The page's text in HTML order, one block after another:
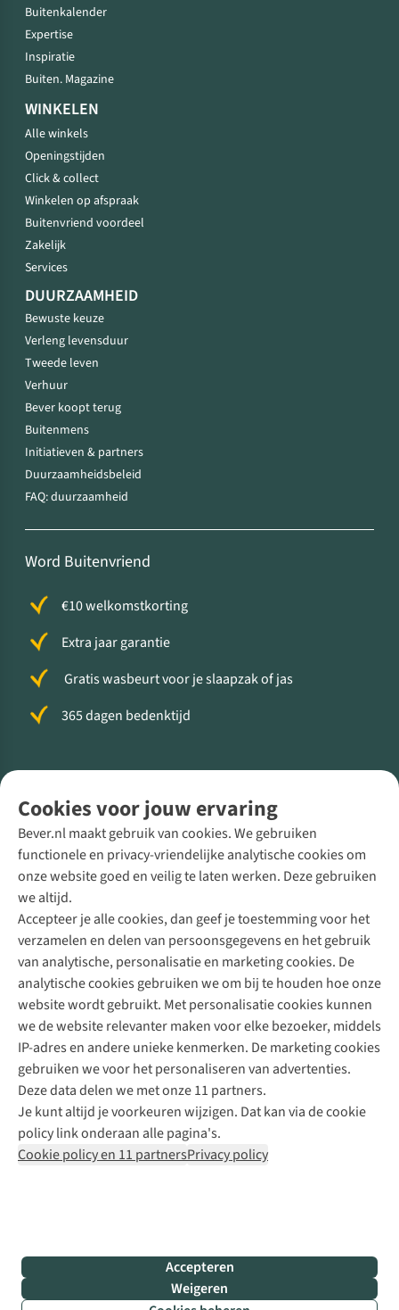
Cookies voor jouw ervaring
Bever.nl maakt gebruik van cookies. We gebruiken
functionele en privacy-vriendelijke analytische cookies om
onze website goed en veilig te laten werken. Deze gebruiken
we altijd.
Accepteer je alle cookies, dan geef je toestemming voor het
verzamelen en delen van persoonsgegevens en het gebruik
van analytische, personalisatie en marketing cookies. De
analytische cookies gebruiken we om bij te houden hoe onze
website wordt gebruikt. Met personalisatie cookies kunnen
we de website relevanter maken voor elke bezoeker, middels
IP-adres en andere unieke kenmerken. De marketing cookies
gebruiken we voor het personaliseren van advertenties.
Deze data delen we met onze 11 partners.
Je kunt altijd je voorkeuren wijzigen. Dat kan via de cookie
policy link onderaan alle pagina's.
Cookie policy en 11 partnersPrivacy policy
Accepteren
Weigeren
Buitenkalender
Expertise
Inspiratie
Buiten. Magazine
WINKELEN
Alle winkels
Openingstijden
Click & collect
Winkelen op afspraak
Buitenvriend voordeel
Zakelijk
Services
DUURZAAMHEID
Bewuste keuze
Verleng levensduur
Tweede leven
Verhuur
Bever koopt terug
Buitenmens
Initiatieven & partners
Duurzaamheidsbeleid
FAQ: duurzaamheid
Word Buitenvriend
€10 welkomstkorting
Extra jaar garantie
Gratis wasbeurt voor je slaapzak of jas
365 dagen bedenktijd
Direct advies van een Buitenexpert
+31 (0)85 888 50 88
+31 6 12 28 49 80
Contactformulier
Bever
B.V.